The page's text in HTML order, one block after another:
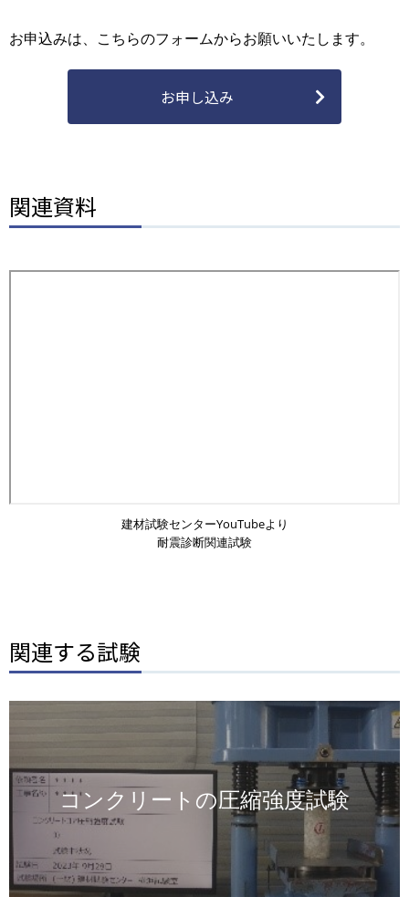
お申込みは、こちらのフォームからお願いいたします。
お申し込み
関連資料
建材試験センターYouTubeより
耐震診断関連試験
関連する試験
コンクリートの圧縮強度試験